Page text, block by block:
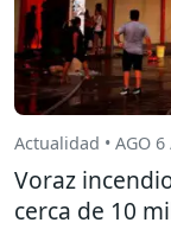
Actualidad • AGO 6
Voraz
cerca de 10